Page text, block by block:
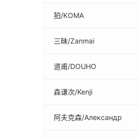
狛/KOMA
三昧/Zanmai
道甫/DOUHO
森谦次/Kenji
阿夫克森/Александр